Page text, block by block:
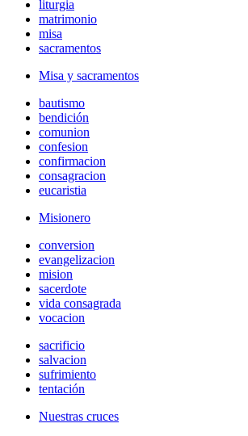
liturgia
matrimonio
misa
sacramentos
Misa y sacramentos
bautismo
bendición
comunion
confesion
confirmacion
consagracion
eucaristia
Misionero
conversion
evangelizacion
mision
sacerdote
vida consagrada
vocacion
sacrificio
salvacion
sufrimiento
tentación
Nuestras cruces